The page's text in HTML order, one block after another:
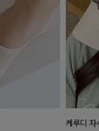
케루디 자